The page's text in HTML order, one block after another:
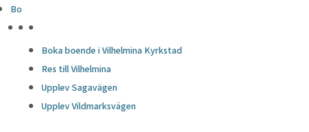
Bo
Boka boende i Vilhelmina Kyrkstad
Res till Vilhelmina
Upplev Sagavägen
Upplev Vildmarksvägen